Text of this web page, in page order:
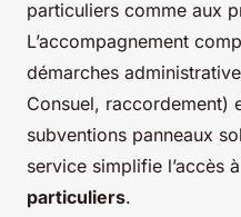
particuliers comme aux
L’accompagnement
démarches
Consuel, raccordement)
subventions panneaux
service simplifie l’accès à
particuliers.